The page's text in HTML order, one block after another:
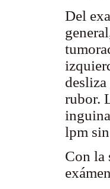
Del
rubor.
lpm
Con la